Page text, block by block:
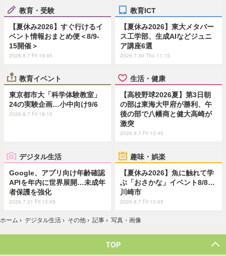
教育・受験
【夏休み2026】すぐ行けるイ
ベント情報おまとめ便＜8/9-
15開催＞
2026.8.7 Fri 19:45
教育ICT
【夏休み2026】東大メタバー
ス工学部、生成AIなどジュニ
ア講座6選
2026.7.30 Thu 11:15
教育イベント
東京都市大「科学体験教室」
24の実験企画…小中向け9/6
2026.8.7 Fri 18:15
生活・健康
【高校野球2026夏】第3日朝
の部は東海大甲府が勝利、午
後の部で八幡商と健大高崎が
激突
2026.8.7 Fri 12:45
デジタル生活
Google、アプリ向け年齢確認
APIを年内に世界展開…未成年
者保護を強化
2026.7.31 Fri 13:45
趣味・娯楽
【夏休み2026】魚に触れて学
ぶ「おさかな」イベント8/8…
川崎市
2026.8.7 Fri 10:45
ホーム › デジタル生活 › その他 › 記事 › 写真・画像
TOP